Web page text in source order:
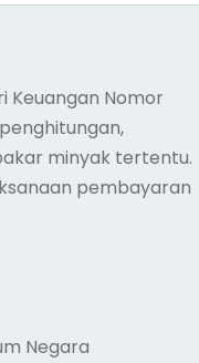
Keuangan Nomor
minyak tertentu.
pembayaran
Negara